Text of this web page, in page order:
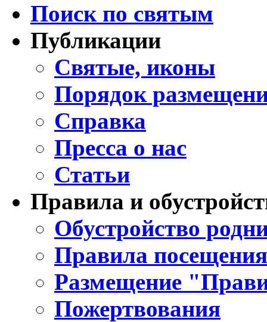
Поиск по святым
Публикации
Святые, иконы
Порядок
Справка
Пресса о нас
Статьи
Правила и
Обустройство
Правила
Размещение
Пожертвования